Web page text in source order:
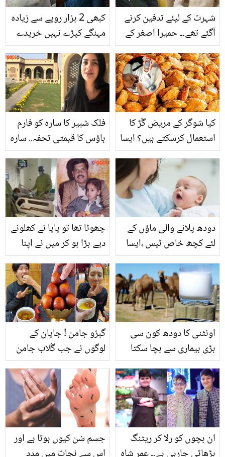
کبھی 2 ہزار روپے سے زیادہ
مہنگے کپڑے نہیں خریدے
کبھی مہنگے کپڑے کیوں
نہیں خریدے؟ اداکارہ کا
حیران کن انکشاف
شہرت کے لیئے تدفین کرنے
آگئے تھے۔۔ حمیرا اصغر کے
بھانڈا پھوڑ دیا؟
فلک شبیر کا سارہ کو فارم
ہاؤس کا قیمتی تحفہ.. سارہ
شئیر کردی
کیا شوگر کے مریض گُڑ کا
استعمال کرسکتے ہیں؟ ایسا
ہیں
چھوٹا تھا تو پاپا نے کھلونے
دیے بڑا ہو کر میں نے اپنا
میں جاتے باپ کی جان
بچانے والے عظیم بیٹے کی
کہانی
دودھ پلانے والی ماؤں کے
لئے کچھ خاص ٹپس ،ایسا
کی پوری خوراک مل سکے ۔
گبرُو جامن ! جاپان کے
لوگوں نے جب گُلاب جامن
رکھے اور اس کو جاپانی
کیسے بناتے ہیں؟ دلچسپ
ویڈیو
اونٹنی کا دودھ کون سی
بڑی بیماری سے بچا سکتا
جسم سُن کیوں ہوتا ہے اور
ان بچوں کو رلا کر ریٹنگ